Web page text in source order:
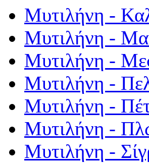
Μυτιλήνη -
Μυτιλήνη -
Μυτιλήνη -
Μυτιλήνη -
Μυτιλήνη -
Μυτιλήνη -
Μυτιλήνη -